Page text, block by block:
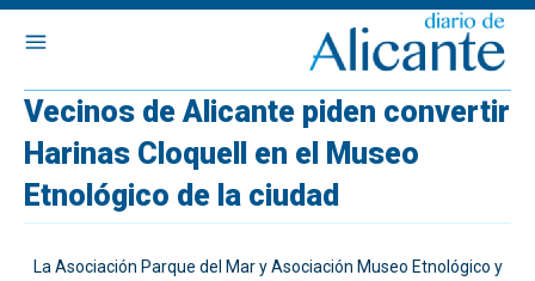
Vecinos de Alicante piden convertir
Harinas Cloquell en el Museo
Etnológico de la ciudad
La Asociación Parque del Mar y Asociación Museo Etnológico y